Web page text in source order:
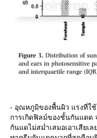
- อุณหภูมิของพื้นผิว แรงที่ใ
การเกิดฟิลม์ของชั้นกันแดด
กันแดไม่สม่ำเสมอเอาเสียเ